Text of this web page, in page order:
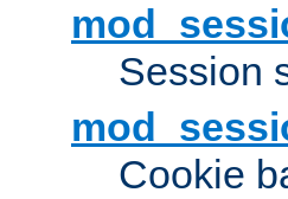
Session
Cookie